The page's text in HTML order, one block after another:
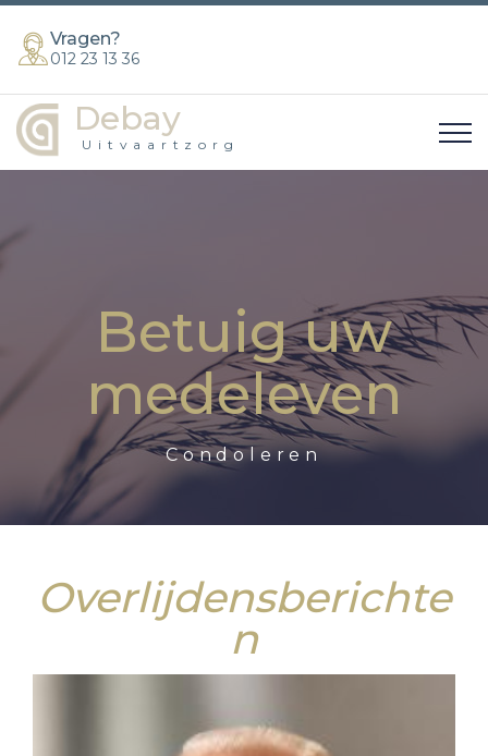
Vragen?
012 23 13 36
Debay
Uitvaartzorg
Betuig uw
medeleven
Condoleren
Overlijdensberichte
n